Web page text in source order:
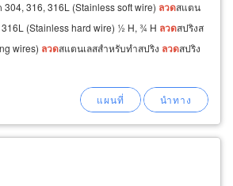
304, 316, 316L (Stainless soft wire) ลวดสแตน
316L (Stainless hard wire) ½ H, ¾ H ลวดสปริงส
wires) ลวดสแตนเลสสำหรับทำสปริง ลวดสปริง